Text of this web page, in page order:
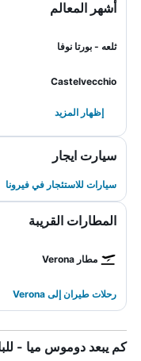
أشهر المعالم
ثلعه - بورتا نوفا
Castelvecchio
إظهار المزيد
سيارت ايجار
سيارات للاستئجار في فيرونا
المطارات القريبة
مطار Verona
رحلات طيران إلى Verona
كم يبعد دوموس ميا -